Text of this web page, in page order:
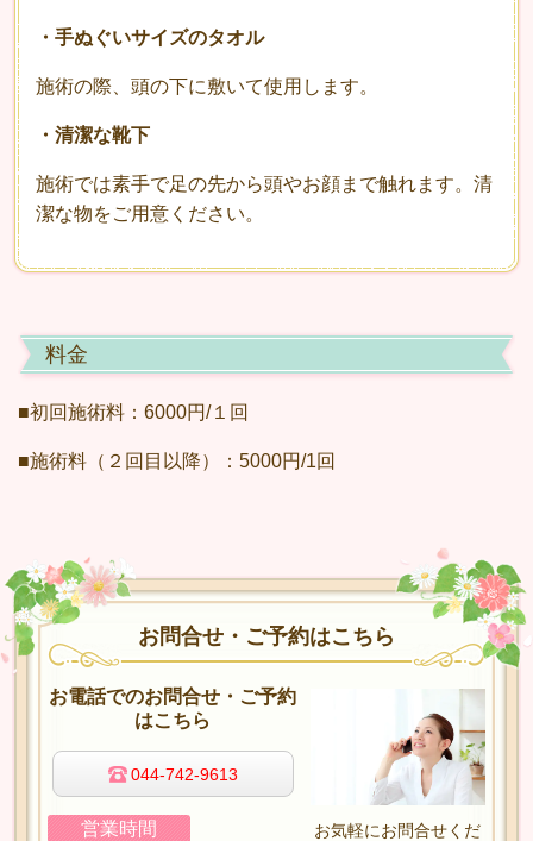
・手ぬぐいサイズのタオル
施術の際、頭の下に敷いて使用します。
・清潔な靴下
施術では素手で足の先から頭やお顔まで触れます。清
潔な物をご用意ください。
料金
■初回施術料：6000円/１回
■施術料（２回目以降）：5000円/1回
お問合せ・ご予約はこちら
お気軽にお問合せくだ
お電話でのお問合せ・ご予約
はこちら
044-742-9613
営業時間